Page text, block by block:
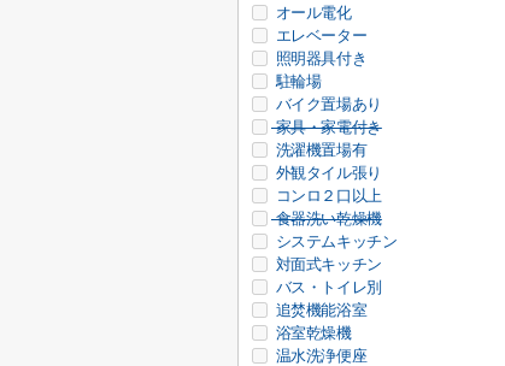
オール電化
エレベーター
照明器具付き
駐輪場
バイク置場あり
家具・家電付き
洗濯機置場有
外観タイル張り
コンロ２口以上
食器洗い乾燥機
システムキッチン
対面式キッチン
バス・トイレ別
追焚機能浴室
浴室乾燥機
温水洗浄便座